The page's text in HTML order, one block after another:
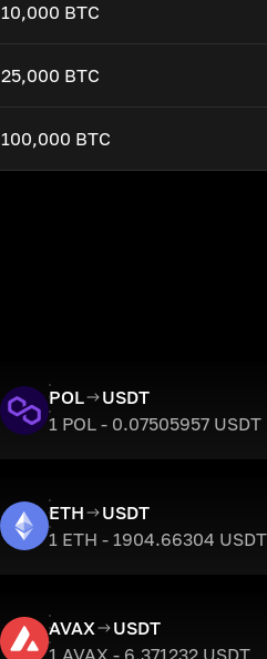
10,000 BTC
25,000 BTC
100,000 BTC
POL
USDT
1 POL - 0.07505957 USDT
ETH
USDT
1 ETH - 1904.66304 USDT
AVAX
USDT
1 AVAX - 6.371232 USDT